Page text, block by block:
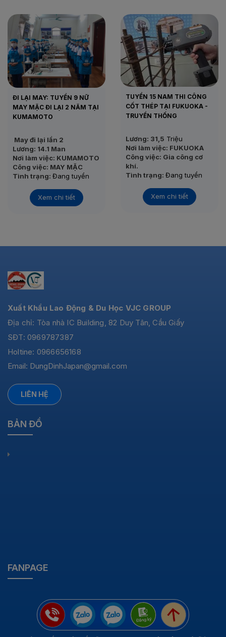
ĐI LẠI MAY: TUYỂN 9 NỮ
MAY MẶC ĐI LẠI 2 NĂM TẠI
KUMAMOTO
May đi lại lần 2
Lương: 14.1 Man
Nơi làm việc: KUMAMOTO
Công việc: MAY MẶC
Tình trạng: Đang tuyển
Xem chi tiết
TUYỂN 15 NAM THI CÔNG
CỐT THÉP TẠI FUKUOKA -
TRUYỀN THỐNG
Lương: 31,5 Triệu
Nơi làm việc: FUKUOKA
Công việc: Gia công cơ
khí.
Tình trạng: Đang tuyển
Xem chi tiết
Xuất Khẩu Lao Động & Du Học VJC GROUP
Địa chỉ: Tòa nhà IC Building, 82 Duy Tân, Cầu Giấy
SĐT: 0969787387
Holtine: 0966656168
Email: DungDinhJapan@gmail.com
LIÊN HỆ
BẢN ĐỒ
FANPAGE